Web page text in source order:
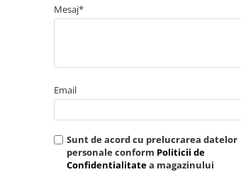
Mesaj*
Email
Sunt de acord cu prelucrarea datelor
personale conform Politicii de
Confidentialitatea magazinului